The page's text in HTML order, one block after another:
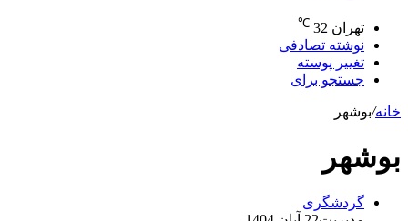
تهران 32
℃
نوشته تصادفی
تغییر پوسته
جستجو برای
خانه/بوشهر
بوشهر
گردشگری